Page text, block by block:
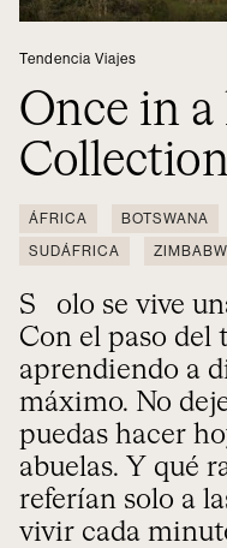
Tendencia Viajes
Once in a
ÁFRICA BOTSWANA
SUDÁFRICA
Solo se vive
Con el paso del
aprendiendo a
máximo. No
puedas hacer
abuelas. Y qué
referían solo a
vivir cada